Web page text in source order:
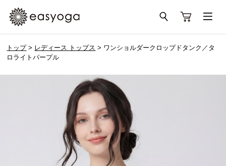
トップ> レディース トップス > ワンショルダークロップドタンク／タ
ロライトパープル